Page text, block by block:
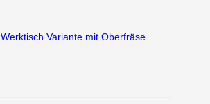
Werktisch Variante mit Oberfräse